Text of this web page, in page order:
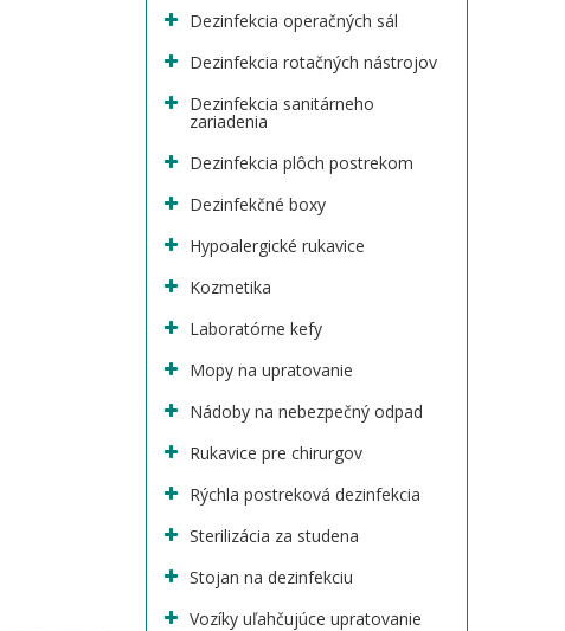
Dezinfekcia operačných sál
Dezinfekcia rotačných nástrojov
Dezinfekcia sanitárneho
zariadenia
Dezinfekcia plôch postrekom
Dezinfekčné boxy
Hypoalergické rukavice
Kozmetika
Laboratórne kefy
Mopy na upratovanie
Nádoby na nebezpečný odpad
Rukavice pre chirurgov
Rýchla postreková dezinfekcia
Sterilizácia za studena
Stojan na dezinfekciu
Vozíky uľahčujúce upratovanie